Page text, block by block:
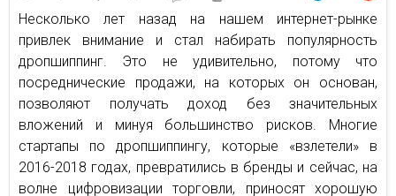
Несколько лет назад на нашем интернет-рынке
привлек внимание и стал набирать популярность
дропшиппинг. Это не удивительно, потому что
посреднические продажи, на которых он основан,
позволяют получать доход без значительных
вложений и минуя большинство рисков. Многие
стартапы по дропшиппингу, которые «взлетели» в
2016-2018 годах, превратились в бренды и сейчас, на
волне цифровизации торговли, приносят хорошую